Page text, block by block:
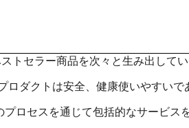
トセラー商品を次々と生み出してい
ロダクトは安全、健康使いやすいで
ロセスを通じて包括的なサービス